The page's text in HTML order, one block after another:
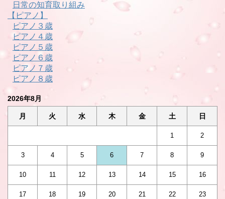
日常の知育取り組み
【ピアノ】
ピアノ３歳
ピアノ４歳
ピアノ５歳
ピアノ６歳
ピアノ７歳
ピアノ８歳
2026年8月
月 火 水 木 金 土 日
1 2
3 4 5 6 7 8 9
10 11 12 13 14 15 16
17 18 19 20 21 22 23